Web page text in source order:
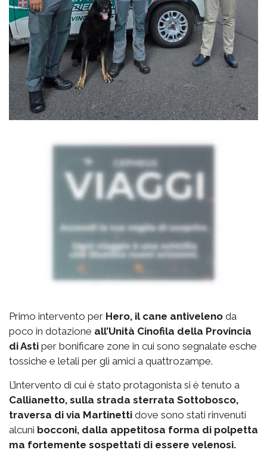
Primo intervento per Hero, il cane antiveleno da
poco in dotazione all’Unità Cinofila della Provincia
di Asti per bonificare zone in cui sono segnalate esche
tossiche e letali per gli amici a quattrozampe.
L’intervento di cui è stato protagonista si è tenuto a
Callianetto, sulla strada sterrata Sottobosco,
traversa di via Martinetti dove sono stati rinvenuti
alcuni bocconi, dalla appetitosa forma di polpetta
ma fortemente sospettati di essere velenosi.